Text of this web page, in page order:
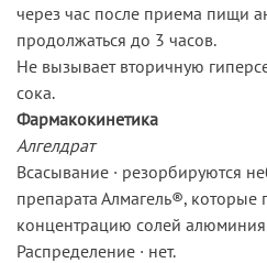
через час после приема пищи
продолжаться до 3 часов.
Не вызывает вторичную
сока.
Фармакокинетика
Алгелдрат
Всасывание · резорбируются
препарата Алмагель®, которые
концентрацию солей
Распределение · нет.